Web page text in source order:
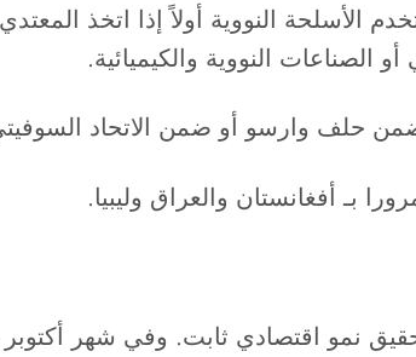
الأسلحة النووية أولاً إذا اتخذ
الصناعات النووية والكيميائية.
حلف وارسو أو ضمن الاتحاد
بـ أفغانستان والعراق وليبيا.